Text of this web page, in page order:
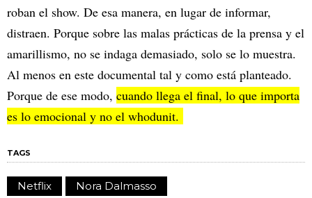
roban el show. De esa manera, en lugar de informar,
distraen. Porque sobre las malas prácticas de la prensa y el
amarillismo, no se indaga demasiado, solo se lo muestra.
Al menos en este documental tal y como está planteado.
Porque de ese modo, cuando llega el final, lo que importa
es lo emocional y no el whodunit.
TAGS
Netflix Nora Dalmasso